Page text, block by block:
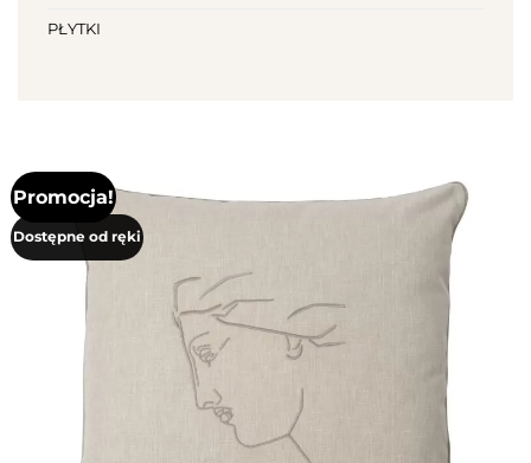
PŁYTKI
Promocja!
Dostępne od ręki